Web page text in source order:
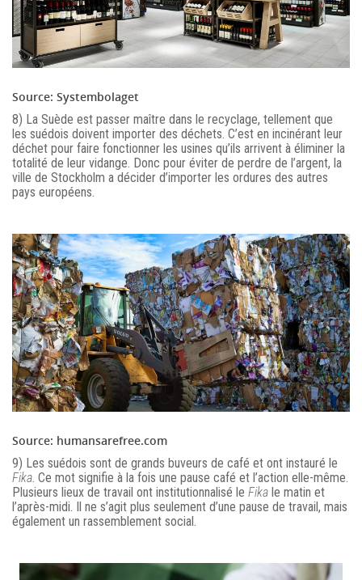
Source: Systembolaget
8) La Suède est passer maître dans le recyclage, tellement que
les suédois doivent importer des déchets. C’est en incinérant leur
déchet pour faire fonctionner les usines qu’ils arrivent à éliminer la
totalité de leur vidange. Donc pour éviter de perdre de l’argent, la
ville de Stockholm a décider d’importer les ordures des autres
pays européens.
Source: humansarefree.com
9) Les suédois sont de grands buveurs de café et ont instauré le
Fika . Ce mot signifie à la fois une pause café et l’action elle-même.
Plusieurs lieux de travail ont institutionnalisé le Fika le matin et
l’après-midi. Il ne s’agit plus seulement d’une pause de travail, mais
également un rassemblement social.